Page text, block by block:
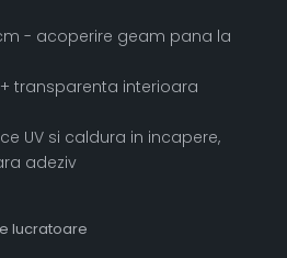
- acoperire geam pana la
transparenta interioara
UV si caldura in incapere,
adeziv
lucratoare